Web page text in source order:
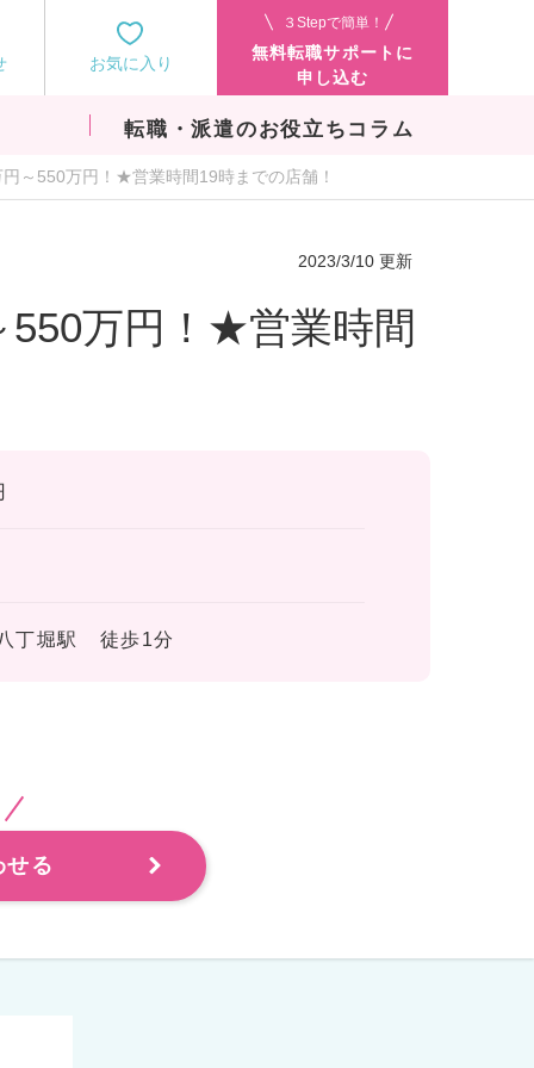
お気に入り
３Stepで簡単！
無料転職サポートに
申し込む
転職・派遣のお役立ちコラム
550万円！★営業時間19時までの店舗！
2023/3/10 更新
万円！★営業時間
丁堀駅 徒歩1分
る